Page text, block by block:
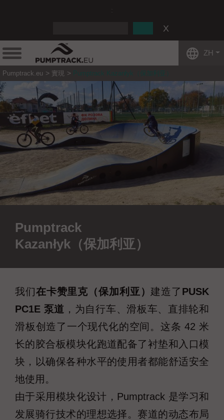
ZH
Pumptrack.eu 實現 Pumptrack Kazanłyk（保加利亚）
Pumptrack
Kazanłyk（保加利亚）
我们在卡赞里克（保加利亚） 建造了 PUSK
PC1E 泵道 ，为自行车、滑板车、直排轮和
滑板创造了一个现代化的空间。这条 42 米
长的胶合板模块化跑道配备了衬垫和入口模
块，以确保各种水平的使用者都能舒适安全
地使用。
由于采用模块化设计，Pumptrack 是学习和
发展骑行技术的理想选择。赛道的动态布局